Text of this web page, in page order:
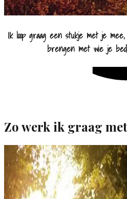
Ik loop graag een stukje met je
brengen met wie je
Zo werk ik graag